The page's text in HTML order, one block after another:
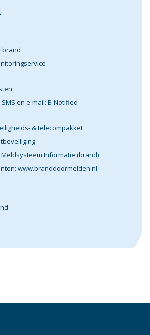
brand
en e-mail: B-Notified
& telecompakket
Meldsysteem Informatie (brand)
www.branddoormelden.nl